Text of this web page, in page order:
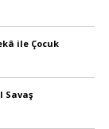
ile Çocuk
Savaş